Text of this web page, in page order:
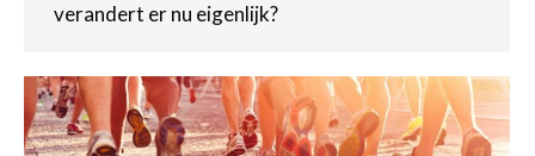
verandert er nu eigenlijk?